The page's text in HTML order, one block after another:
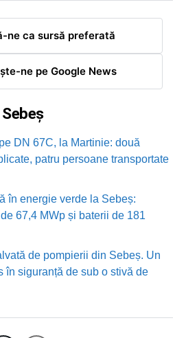
ne ca sursă preferată
ne pe Google News
DN 67C, la Martinie: două
patru persoane transportate
în energie verde la Sebeș:
67,4 MWp și baterii de 181
de pompierii din Sebeș. Un
în siguranță de sub o stivă de